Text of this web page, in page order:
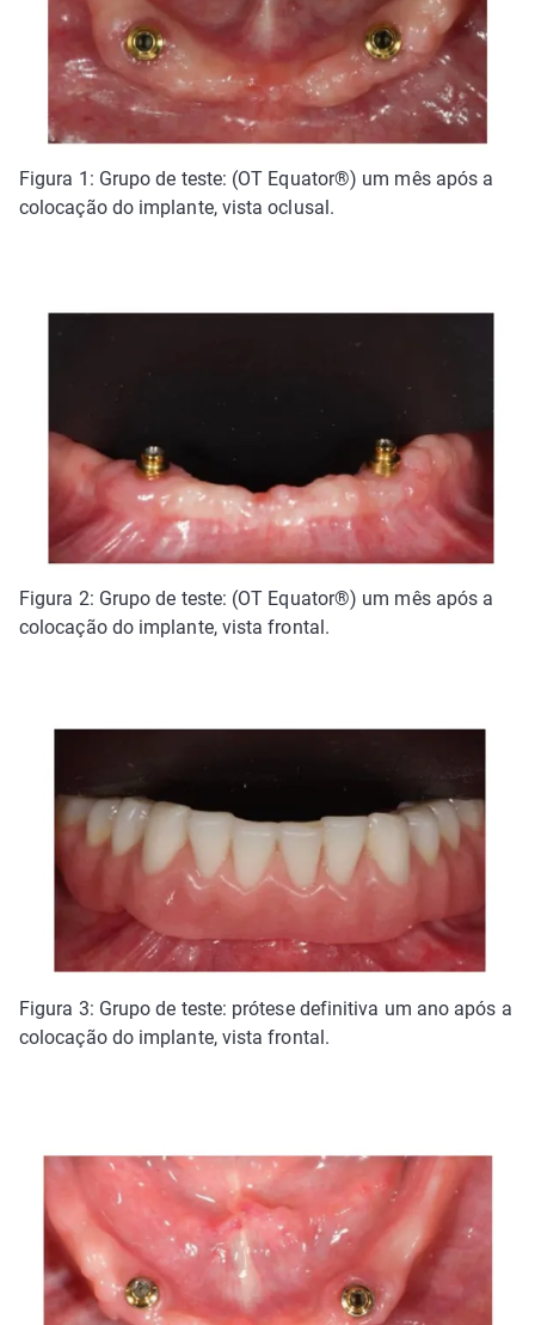
Figura 1: Grupo de teste: (OT Equator®) um mês após a
colocação do implante, vista oclusal.
Figura 2: Grupo de teste: (OT Equator®) um mês após a
colocação do implante, vista frontal.
Figura 3: Grupo de teste: prótese definitiva um ano após a
colocação do implante, vista frontal.